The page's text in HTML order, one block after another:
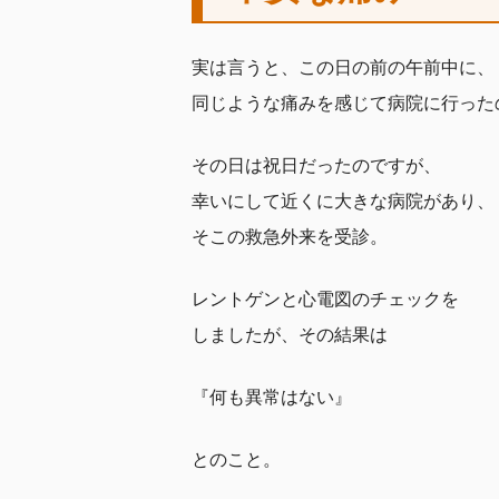
実は言うと、この日の前の午前中に、
同じような痛みを感じて病院に行っ
その日は祝日だったのですが、
幸いにして近くに大きな病院があり、
そこの救急外来を受診。
レントゲンと心電図のチェックを
しましたが、その結果は
『何も異常はない』
とのこと。